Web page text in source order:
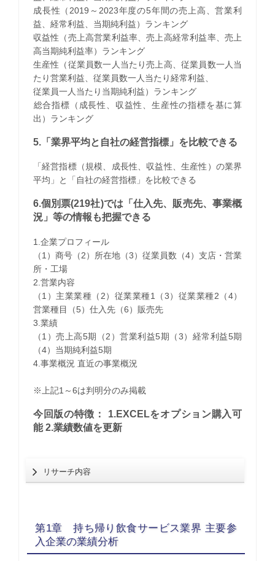
成長性（2019～2023年度の5年間の売上高、営業利
益、経常利益、当期純利益）ランキング
収益性（売上高営業利益率、売上高経常利益率、売上
高当期純利益率）ランキング
生産性（従業員数一人当たり売上高、従業員数一人当
たり営業利益、従業員数一人当たり経常利益、
従業員一人当たり当期純利益）ランキング
​総合指標（成長性、収益性、生産性の指標を基に算
出）ランキング
5.「業界平均と自社の経営指標」を比較できる
「経営指標（規模、成長性、収益性、生産性）の業界
平均」と「自社の経営指標」を比較できる
6.個別票(219社)では「仕入先、販売先、事業概
況」等の情報も把握できる
1.企業プロフィール
（1）商号（2）所在地（3）従業員数（4）支店・営業
所・工場
2.営業内容
（1）主業業種（2）従業業種1（3）従業業種2（4）
営業種目（5）仕入先（6）販売先
3.業績
（1）売上高5期（2）営業利益5期（3）経常利益5期
（4）当期純利益5期
4.事業概況 直近の事業概況
※上記1～6は判明分のみ掲載
今回版の特徴： 1.EXCELをオプション購入可
能 2.業績数値を更新
リサーチ内容
第1章 持ち帰り飲食サービス業界 主要参
入企業の業績分析